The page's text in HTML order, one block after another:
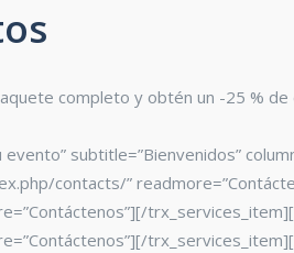
completo y obtén un -25 %
subtitle=”Bienvenidos”
contacts/”